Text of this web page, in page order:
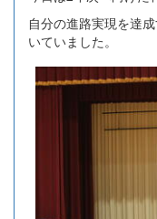
自分の進路実現を達
いていました。